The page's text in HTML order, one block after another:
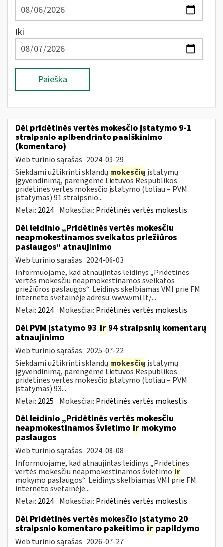
Iki
Paieška
Dėl pridėtinės vertės mokesčio įstatymo 9-1
straipsnio apibendrinto paaiškinimo
(komentaro)
Web turinio sąrašas 2024-03-29
Siekdami užtikrinti sklandų mokesčių įstatymų
įgyvendinimą, parengėme Lietuvos Respublikos
pridėtinės vertės mokesčio įstatymo (toliau – PVM
įstatymas) 91 straipsnio...
Metai: 2024 Mokesčiai: Pridėtinės vertės mokestis
Dėl leidinio „Pridėtinės vertės mokesčiu
neapmokestinamos sveikatos priežiūros
paslaugos“ atnaujinimo
Web turinio sąrašas 2024-06-03
Informuojame, kad atnaujintas leidinys „Pridėtinės
vertės mokesčiu neapmokestinamos sveikatos
priežiūros paslaugos“. Leidinys skelbiamas VMI prie FM
interneto svetainėje adresu: www.vmi.lt/...
Metai: 2024 Mokesčiai: Pridėtinės vertės mokestis
Dėl PVM įstatymo 93 ir 94 straipsnių komentarų
atnaujinimo
Web turinio sąrašas 2025-07-22
Siekdami užtikrinti sklandų mokesčių įstatymų
įgyvendinimą, parengėme Lietuvos Respublikos
pridėtinės vertės mokesčio įstatymo (toliau – PVM
įstatymas) 93...
Metai: 2025 Mokesčiai: Pridėtinės vertės mokestis
Dėl leidinio „Pridėtinės vertės mokesčiu
neapmokestinamos švietimo ir mokymo
paslaugos
Web turinio sąrašas 2024-08-08
Informuojame, kad atnaujintas leidinys „Pridėtinės
vertės mokesčiu neapmokestinamos švietimo ir
mokymo paslaugos“. Leidinys skelbiamas VMI prie FM
interneto svetainėje...
Metai: 2024 Mokesčiai: Pridėtinės vertės mokestis
Dėl Pridėtinės vertės mokesčio įstatymo 20
straipsnio komentaro pakeitimo ir papildymo
Web turinio sąrašas 2026-07-27